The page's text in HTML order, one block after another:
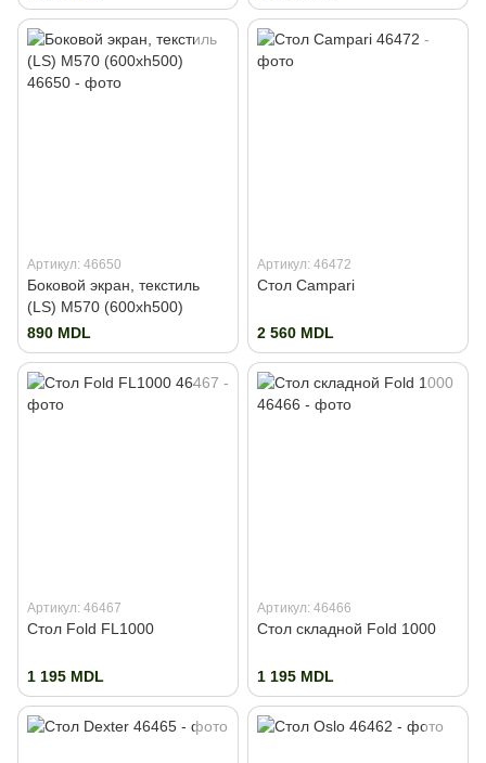
Артикул: 46650
Боковой экран, текстиль
(LS) M570 (600xh500)
890 MDL
Артикул: 46472
Стол Campari
2 560 MDL
Артикул: 46467
Стол Fold FL1000
1 195 MDL
Артикул: 46466
Стол складной Fold 1000
1 195 MDL